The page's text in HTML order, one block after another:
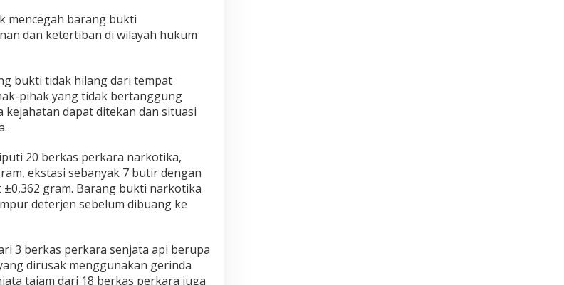
mencegah barang bukti
dan ketertiban di wilayah hukum
bukti tidak hilang dari tempat
pihak yang tidak bertanggung
dapat ditekan dan situasi
20 berkas perkara narkotika,
ekstasi sebanyak 7 butir dengan
gram. Barang bukti narkotika
deterjen sebelum dibuang ke
3 berkas perkara senjata api berupa
dirusak menggunakan gerinda
tajam dari 18 berkas perkara juga